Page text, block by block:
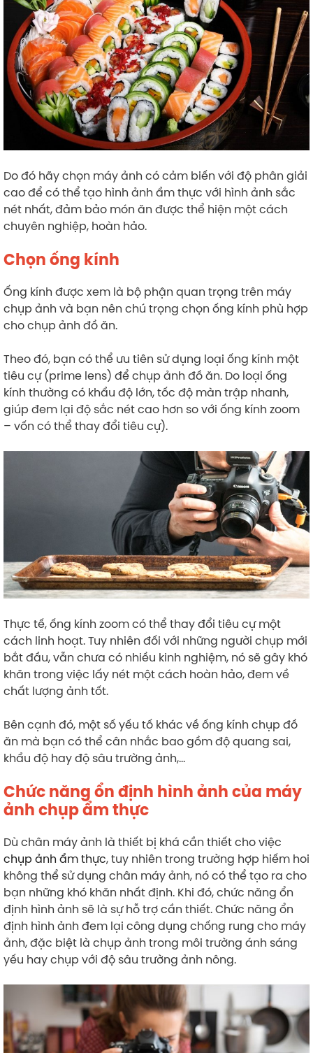
Do đó hãy chọn máy ảnh có cảm biến với độ phân giải
cao để có thể tạo hình ảnh ẩm thực với hình ảnh sắc
nét nhất, đảm bảo món ăn được thể hiện một cách
chuyên nghiệp, hoàn hảo.
Chọn ống kính
Ống kính được xem là bộ phận quan trọng trên máy
chụp ảnh và bạn nên chú trọng chọn ống kính phù hợp
cho chụp ảnh đồ ăn.
Theo đó, bạn có thể ưu tiên sử dụng loại ống kính một
tiêu cự (prime lens) để chụp ảnh đồ ăn. Do loại ống
kính thường có khẩu độ lớn, tốc độ màn trập nhanh,
giúp đem lại độ sắc nét cao hơn so với ống kính zoom
– vốn có thể thay đổi tiêu cự).
Thực tế, ống kính zoom có thể thay đổi tiêu cự một
cách linh hoạt. Tuy nhiên đối với những người chụp mới
bắt đầu, vẫn chưa có nhiều kinh nghiệm, nó sẽ gây khó
khăn trong việc lấy nét một cách hoàn hảo, đem về
chất lượng ảnh tốt.
Bên cạnh đó, một số yếu tố khác về ống kính chụp đồ
ăn mà bạn có thể cân nhắc bao gồm độ quang sai,
khẩu độ hay độ sâu trường ảnh,…
Chức năng ổn định hình ảnh của máy
ảnh chụp ẩm thực
Dù chân máy ảnh là thiết bị khá cần thiết cho việc
chụp ảnh ẩm thực, tuy nhiên trong trường hợp hiếm hoi
không thể sử dụng chân máy ảnh, nó có thể tạo ra cho
bạn những khó khăn nhất định. Khi đó, chức năng ổn
định hình ảnh sẽ là sự hỗ trợ cần thiết. Chức năng ổn
định hình ảnh đem lại công dụng chống rung cho máy
ảnh, đặc biệt là chụp ảnh trong môi trường ánh sáng
yếu hay chụp với độ sâu trường ảnh nông.